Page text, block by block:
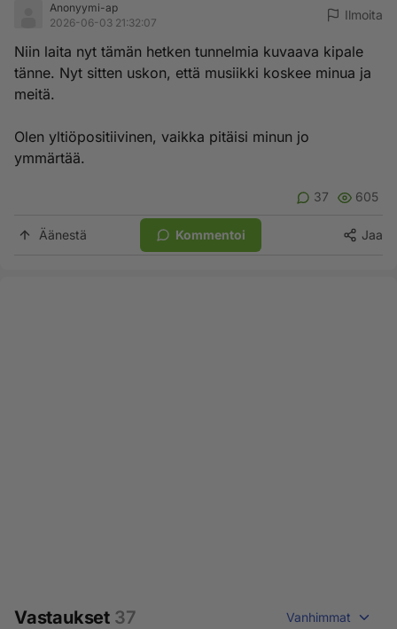
Anonyymi-ap
2026-06-03 21:32:07
Ilmoita
Niin laita nyt tämän hetken tunnelmia kuvaava kipale
tänne. Nyt sitten uskon, että musiikki koskee minua ja
meitä.
Olen yltiöpositiivinen, vaikka pitäisi minun jo
ymmärtää.
37 605
Äänestä Kommentoi Jaa
Vastaukset 37 Vanhimmat